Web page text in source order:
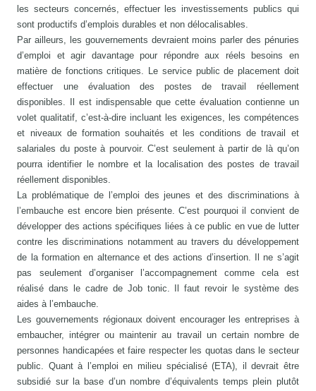
les secteurs concernés, effectuer les investissements publics qui
sont productifs d’emplois durables et non délocalisables.
Par ailleurs, les gouvernements devraient moins parler des pénuries
d’emploi et agir davantage pour répondre aux réels besoins en
matière de fonctions critiques. Le service public de placement doit
effectuer une évaluation des postes de travail réellement
disponibles. Il est indispensable que cette évaluation contienne un
volet qualitatif, c’est-à-dire incluant les exigences, les compétences
et niveaux de formation souhaités et les conditions de travail et
salariales du poste à pourvoir. C’est seulement à partir de là qu’on
pourra identifier le nombre et la localisation des postes de travail
réellement disponibles.
La problématique de l’emploi des jeunes et des discriminations à
l’embauche est encore bien présente. C’est pourquoi il convient de
développer des actions spécifiques liées à ce public en vue de lutter
contre les discriminations notamment au travers du développement
de la formation en alternance et des actions d’insertion. Il ne s’agit
pas seulement d’organiser l’accompagnement comme cela est
réalisé dans le cadre de Job tonic. Il faut revoir le système des
aides à l’embauche.
Les gouvernements régionaux doivent encourager les entreprises à
embaucher, intégrer ou maintenir au travail un certain nombre de
personnes handicapées et faire respecter les quotas dans le secteur
public. Quant à l’emploi en milieu spécialisé (ETA), il devrait être
subsidié sur la base d’un nombre d’équivalents temps plein plutôt